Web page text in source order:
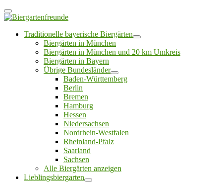
Traditionelle bayerische Biergärten
Biergärten in München
Biergärten in München und 20 km Umkreis
Biergärten in Bayern
Übrige Bundesländer
Baden-Württemberg
Berlin
Bremen
Hamburg
Hessen
Niedersachsen
Nordrhein-Westfalen
Rheinland-Pfalz
Saarland
Sachsen
Alle Biergärten anzeigen
Lieblingsbiergarten